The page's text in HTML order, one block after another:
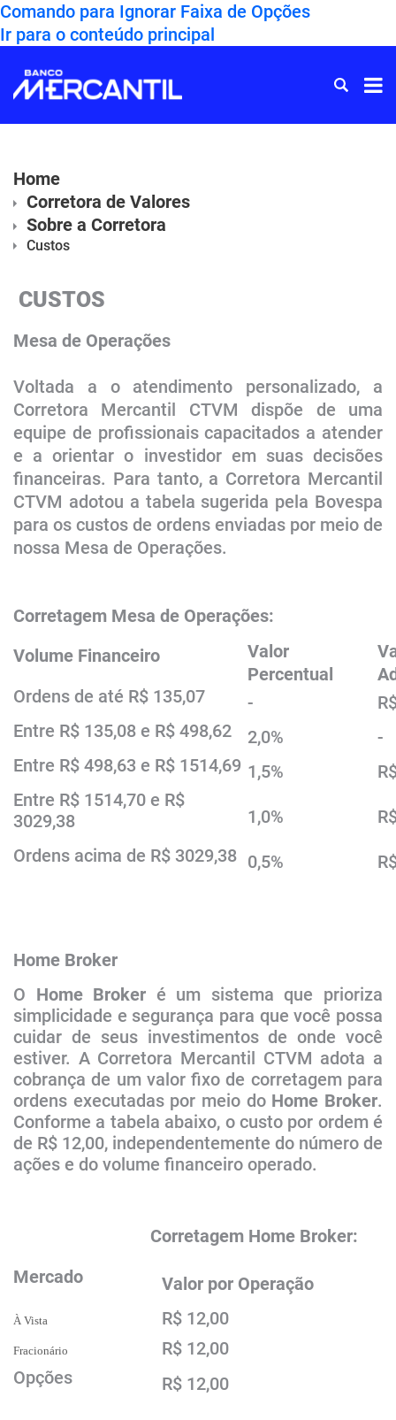
Comando para Ignorar Faixa de Opções
Ir para o conteúdo principal
para
Home
Home
Corretora de Valores
Sobre a Corretora
Custos
CUSTOS
​Mesa de Operações
Voltada a o atendimento personalizado, a
Corretora Mercantil CTVM dispõe de uma
equipe de profissionais capacitados a atender
e a orientar o investidor em suas decisões
financeiras. Para tanto, a Corretora Mercantil
CTVM adotou a tabela sugerida pela Bovespa
para os custos de ordens enviadas por meio de
nossa Mesa de Operações.
Corretagem Mesa de Operações:
Volume Financeiro
Valor
Percentual
Ordens de ​​​até R$ 135,07
-
Entre R$ 135,08 e R$ 498,62
2,0%
-
Entre R$ 498,63 e R$ 1514,69 1,5%
Entre R$ 1514,70 e R$
3029,38
1,0%
Ordens acima de R$ 3029,38 0,5%
Home Br​​oker
O Home Broker é um sistema que prioriza
simplicidade e segurança para que você possa
cuidar de seus investimentos de onde você
estiver. A Corretora Mercantil CTVM adota a
cobrança de um valor fixo de corretagem para
ordens executadas por meio do Home Broker.
Conforme a tabela abaixo, o custo por ordem é
de R$ 12,00, independentemente do número de
ações e do volume financeiro operado.
​​Corretagem Home Broker:
Mercado
Valo​​r por Operação
À Vista R$ 12,00
Fracionário
R$ 12,00
Opções
R$ 12,00